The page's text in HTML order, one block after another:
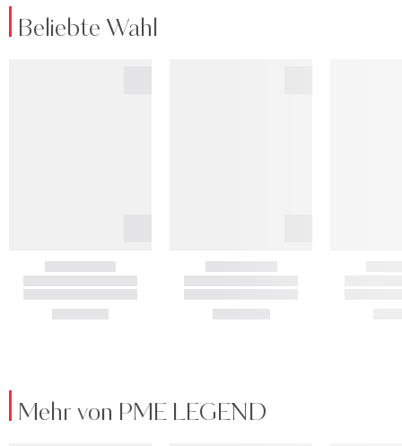
Beliebte Wahl
Mehr von PME LEGEND